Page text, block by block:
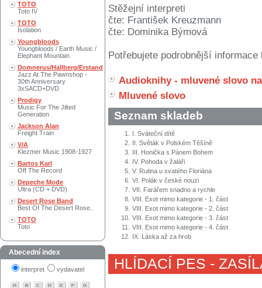
TOTO
Toto IV
TOTO
Isolation
Youngbloods
Youngbloods / Earth Music /
Elephant Mountain
Domnerus/Hallberg/Erstand
Jazz At The Pawnshop -
30th Anniversary
3xSACD+DVD
Prodigy
Music For The Jilted
Generation
Jackson Alan
Freight Train
V/A
Klezmer Music 1908-1927
Bartos Karl
Off The Record
Depeche Mode
Ultra (CD + DVD)
Desert Rose Band
Best Of The Desert Rose..
TOTO
Toto
Abecední index
interpret vydavatel
Stěžejní interpreti
čte: František Kreuzmann
čte: Dominika Býmová
Potřebujete podrobnější
Audioknihy - mluvené slovo
Mluvené slovo
Seznam skladeb
1.
I. Sváteční dítě
2.
II. Světák v Polském Těšíně
3.
III. Honička s Pánem Bohem
4.
IV. Pohoda v žaláři
5. V. Rutina u svatého Floriána
6. VI. Polák v české nouzi
7. VII. Farářem snadno a rychle
8. VIII. Exot mimo kategorie - 1. část
9. VIII. Exot mimo kategorie - 2. část
10. VIII. Exot mimo kategorie - 3. část
11.
VIII. Exot mimo kategorie - 4. část
12.
IX. Láska až za hrob
HLÍDACÍ PES -